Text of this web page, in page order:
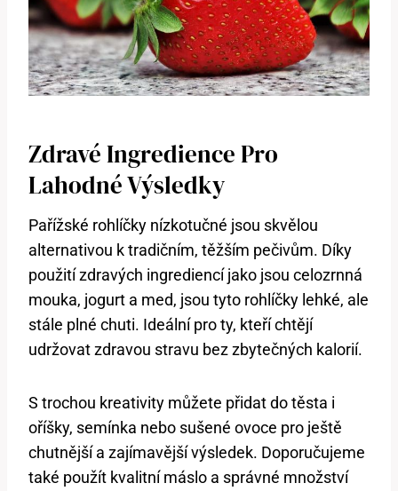
Zdravé Ingredience Pro
Lahodné Výsledky
Pařížské rohlíčky nízkotučné jsou skvělou
alternativou k tradičním, těžším pečivům. Díky
použití zdravých ingrediencí jako jsou celozrnná
mouka, jogurt a med, jsou tyto rohlíčky lehké, ale
stále plné chuti. Ideální pro ty, kteří chtějí
udržovat zdravou stravu bez zbytečných kalorií.
S trochou kreativity můžete přidat do těsta i
oříšky, semínka nebo sušené ovoce pro ještě
chutnější a zajímavější výsledek. Doporučujeme
také použít kvalitní máslo a správné množství